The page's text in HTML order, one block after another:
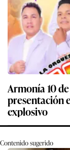
Armonía 10
presentación
explosivo
Contenido sugerido